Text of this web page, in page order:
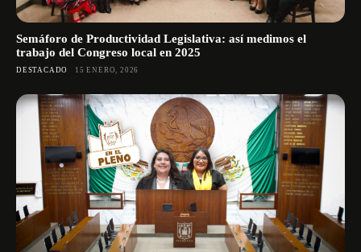
Semáforo de Productividad Legislativa: así medimos el
trabajo del Congreso local en 2025
DESTACADO 15 ENERO, 2026